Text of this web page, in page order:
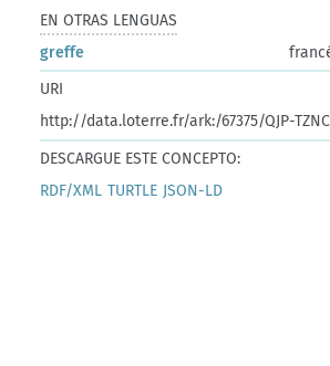
EN OTRAS LENGUAS
greffe
URI
http://data.loterre.fr/ark:/67375/QJP-
DESCARGUE ESTE CONCEPTO:
RDF/XML TURTLE JSON-LD